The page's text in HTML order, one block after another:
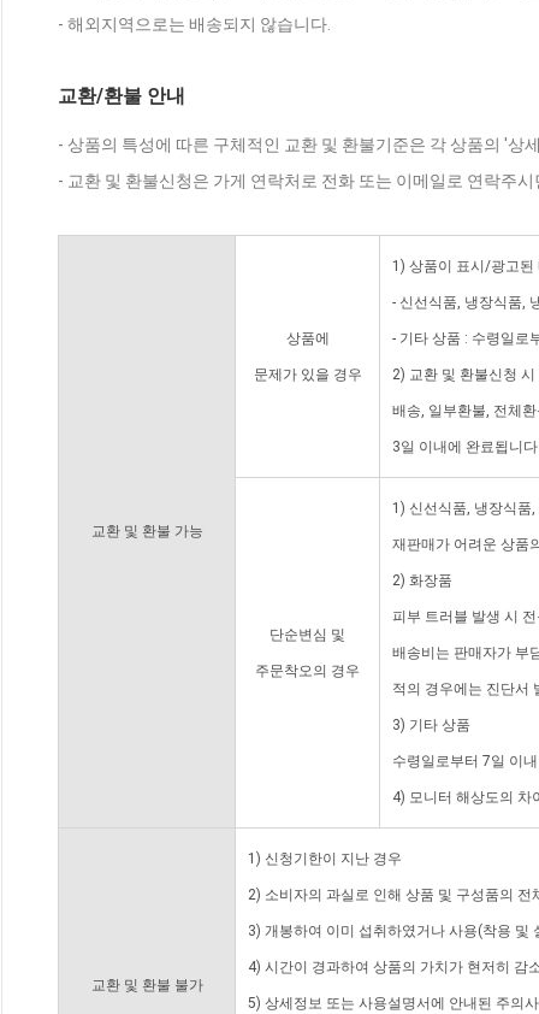
- 해외지역으로는 배송되지 않습니다.
교환/환불 안내
- 상품의 특성에 따른 구체적인 교환 및 환불기준은 각 상품의 '상
- 교환 및 환불신청은 가게 연락처로 전화 또는 이메일로 연락주
교환 및 환불 가능
상품에
문제가 있을 경우
1) 상품이 표시/광고된
- 신선식품, 냉장식품,
- 기타 상품 : 수령일로
2) 교환 및 환불신청
배송, 일부환불, 전체
3일 이내에 완료됩니
단순변심 및
주문착오의 경우
1) 신선식품, 냉장식품
재판매가 어려운 상품
2) 화장품
피부 트러블 발생 시
배송비는 판매자가 부
적의 경우에는 진단서
3) 기타 상품
수령일로부터 7일 이
4) 모니터 해상도의 차
교환 및 환불 불가
1) 신청기한이 지난 경우
2) 소비자의 과실로 인해 상품 및 구성품의
3) 개봉하여 이미 섭취하였거나 사용(착용 및
4) 시간이 경과하여 상품의 가치가 현저히 감
5) 상세정보 또는 사용설명서에 안내된 주의